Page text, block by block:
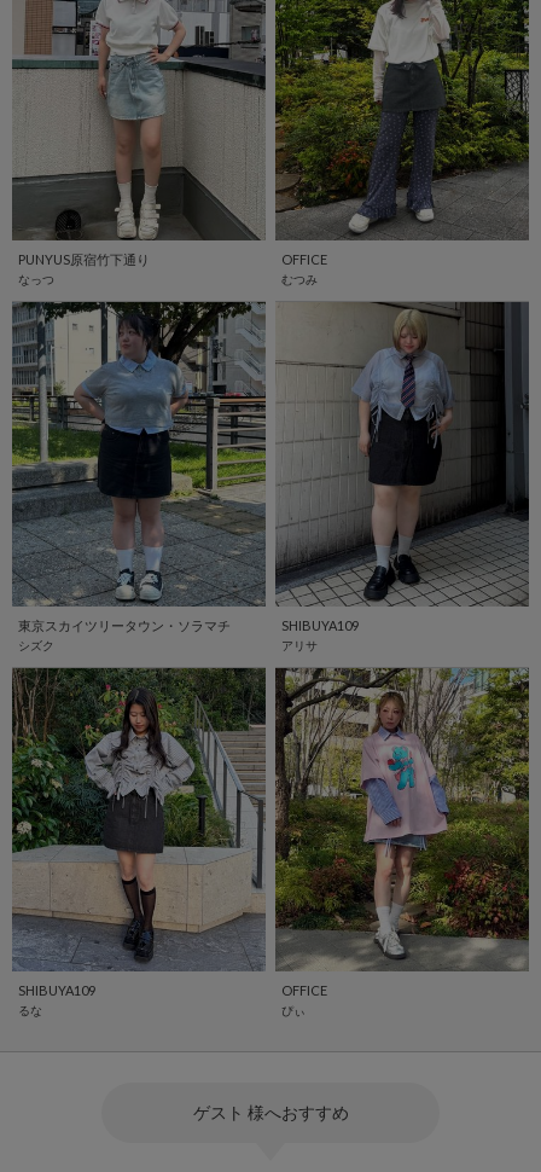
PUNYUS原宿竹下通り
なっつ
OFFICE
むつみ
東京スカイツリータウン・ソラマチ
シズク
SHIBUYA109
アリサ
SHIBUYA109
るな
OFFICE
ぴぃ
ゲスト 様へおすすめ